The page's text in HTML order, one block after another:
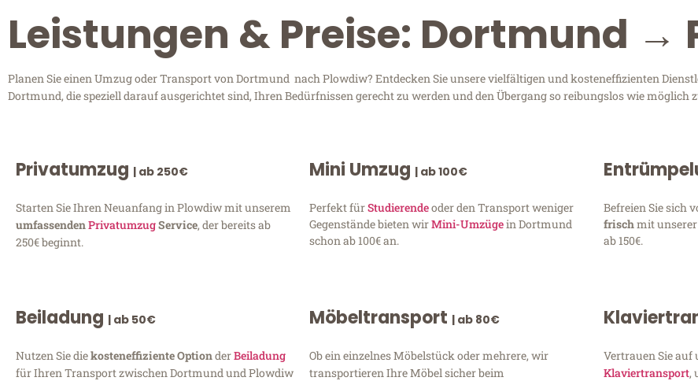
Leistungen & Preise: Dortmund →
Planen Sie einen Umzug oder Transport von Dortmund nach Plowdiw? Entdecken Sie unsere vielfältigen und kosteneffizienten
Dortmund, die speziell darauf ausgerichtet sind, Ihren Bedürfnissen gerecht zu werden und den Übergang so reibungslos wie möglich
Privatumzug | ab 250€
Starten Sie Ihren Neuanfang in Plowdiw mit unserem
umfassendenPrivatumzugService, der bereits ab
250€ beginnt.
Mini Umzug | ab 100€
Perfekt fürStudierendeoder den Transport weniger
Gegenstände bieten wirMini-Umzügein Dortmund
schon ab 100€ an.
Befreien Sie sich
frischmit
ab 150€.
Beiladung | ab 50€
Nutzen Sie diekosteneffiziente OptionderBeiladung
für Ihren Transport zwischen Dortmund und Plowdiw
Möbeltransport | ab 80€
Ob ein einzelnes Möbelstück oder mehrere, wir
transportieren Ihre Möbel sicher beim
Vertrauen Sie auf
Klaviertransport,